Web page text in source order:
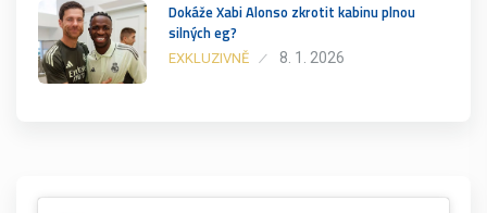
Dokáže Xabi Alonso zkrotit kabinu plnou
silných eg?
EXKLUZIVNĚ 8. 1. 2026